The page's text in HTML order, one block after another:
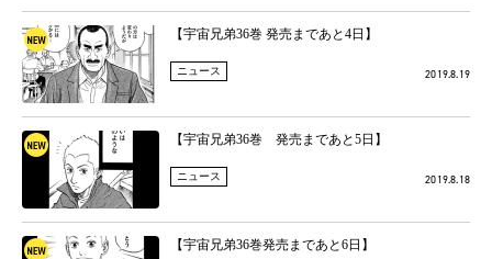
【宇宙兄弟36巻 発売まであと4日】
ニュース 2019.8.19
【宇宙兄弟36巻 発売まであと5日】
ニュース 2019.8.18
【宇宙兄弟36巻発売まであと6日】